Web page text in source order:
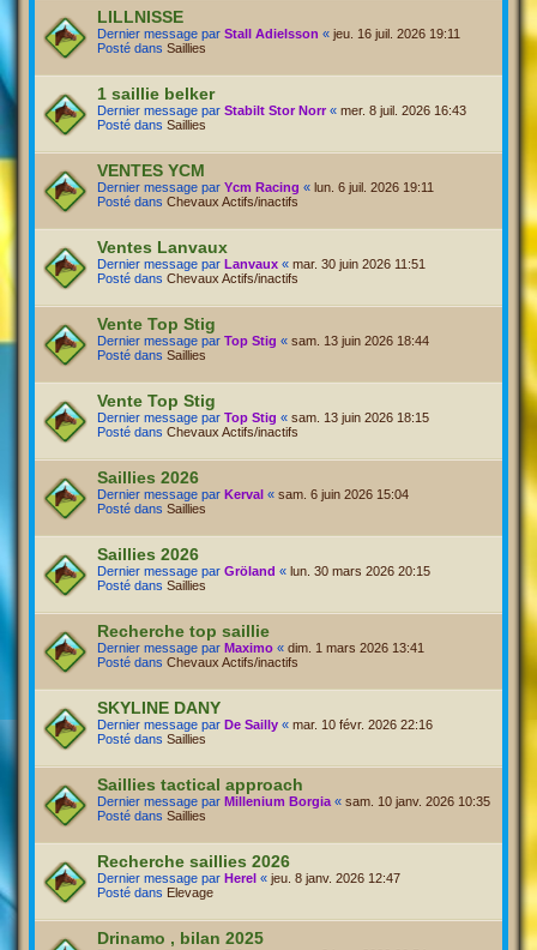
LILLNISSE
Dernier message par Stall Adielsson « jeu. 16 juil. 2026 19:11
Posté dans Saillies
1 saillie belker
Dernier message par Stabilt Stor Norr « mer. 8 juil. 2026 16:43
Posté dans Saillies
VENTES YCM
Dernier message par Ycm Racing « lun. 6 juil. 2026 19:11
Posté dans Chevaux Actifs/inactifs
Ventes Lanvaux
Dernier message par Lanvaux « mar. 30 juin 2026 11:51
Posté dans Chevaux Actifs/inactifs
Vente Top Stig
Dernier message par Top Stig « sam. 13 juin 2026 18:44
Posté dans Saillies
Vente Top Stig
Dernier message par Top Stig « sam. 13 juin 2026 18:15
Posté dans Chevaux Actifs/inactifs
Saillies 2026
Dernier message par Kerval « sam. 6 juin 2026 15:04
Posté dans Saillies
Saillies 2026
Dernier message par Gröland « lun. 30 mars 2026 20:15
Posté dans Saillies
Recherche top saillie
Dernier message par Maximo « dim. 1 mars 2026 13:41
Posté dans Chevaux Actifs/inactifs
SKYLINE DANY
Dernier message par De Sailly « mar. 10 févr. 2026 22:16
Posté dans Saillies
Saillies tactical approach
Dernier message par Millenium Borgia « sam. 10 janv. 2026 10:35
Posté dans Saillies
Recherche saillies 2026
Dernier message par Herel « jeu. 8 janv. 2026 12:47
Posté dans Elevage
Drinamo , bilan 2025